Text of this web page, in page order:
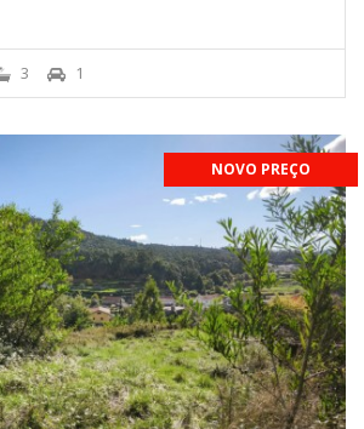
3 1
NOVO PREÇO